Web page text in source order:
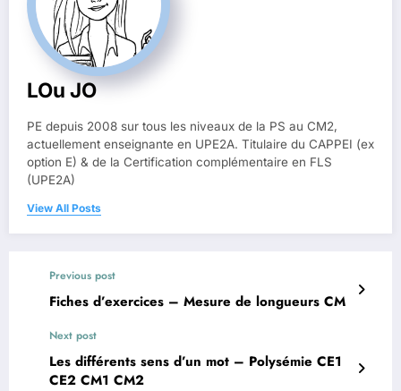
LOu JO
PE depuis 2008 sur tous les niveaux de la PS au CM2,
actuellement enseignante en UPE2A. Titulaire du CAPPEI (ex
option E) & de la Certification complémentaire en FLS
(UPE2A)
View All Posts
Previous post
Fiches d’exercices – Mesure de longueurs CM
Next post
Les différents sens d’un mot – Polysémie CE1
CE2 CM1 CM2